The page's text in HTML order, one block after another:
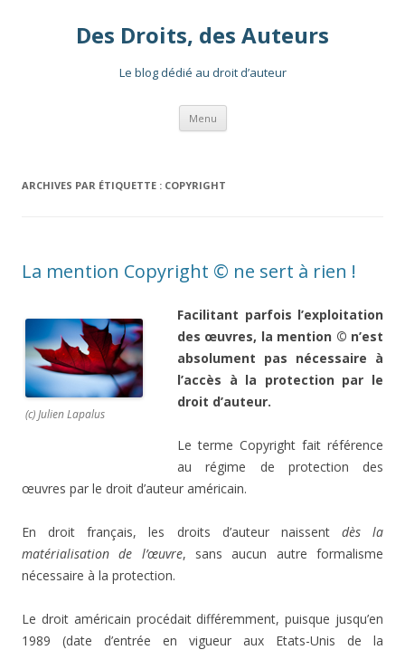
Des Droits, des Auteurs
Le blog dédié au droit d’auteur
Menu Aller
contenu
ARCHIVES PAR ÉTIQUETTE : COPYRIGHT
La mention Copyright © ne sert à rien !
(c) Julien Lapalus
Facilitant parfois l’exploitation
des œuvres, la mention © n’est
absolument pas nécessaire à
l’accès à la protection par le
droit d’auteur.
Le terme Copyright fait référence
au régime de protection des
œuvres par le droit d’auteur américain.
En droit français, les droits d’auteur naissent dès la
matérialisation de l’œuvre, sans aucun autre formalisme
nécessaire à la protection.
Le droit américain procédait différemment, puisque jusqu’en
1989 (date d’entrée en vigueur aux Etats-Unis de la